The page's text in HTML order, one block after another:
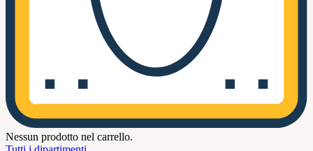
Nessun prodotto nel carrello.